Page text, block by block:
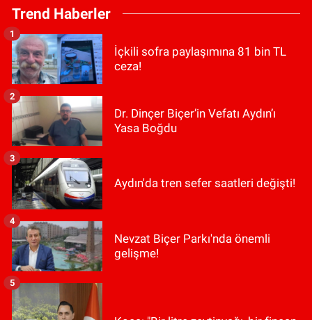
Trend Haberler
İçkili sofra paylaşımına 81 bin TL
ceza!
1
Dr. Dinçer Biçer’in Vefatı Aydın’ı
Yasa Boğdu
2
Aydın'da tren sefer saatleri değişti!
3
Nevzat Biçer Parkı'nda önemli
gelişme!
4
5